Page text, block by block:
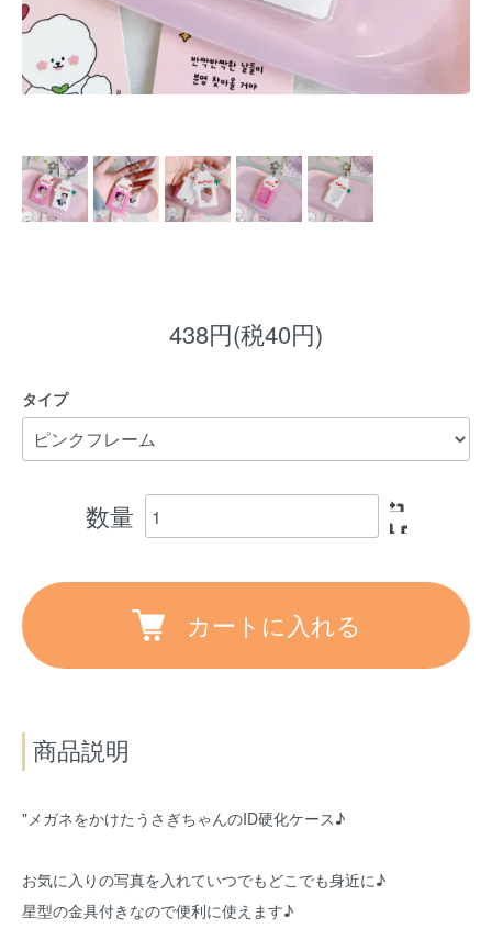
438円(税40円)
タイプ
数量
カートに入れる
商品説明
"メガネをかけたうさぎちゃんのID硬化ケース♪
お気に入りの写真を入れていつでもどこでも身近に♪
星型の金具付きなので便利に使えます♪